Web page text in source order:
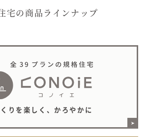
宅の商品ラインナップ
りを楽しく、かろやかに